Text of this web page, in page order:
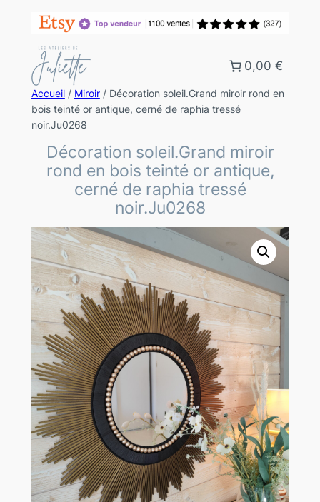
0,00 €
Accueil/ Miroir/ Décoration soleil.Grand miroir rond en
bois teinté or antique, cerné de raphia tressé
noir.Ju0268
Décoration soleil.Grand miroir
rond en bois teinté or antique,
cerné de raphia tressé
noir.Ju0268